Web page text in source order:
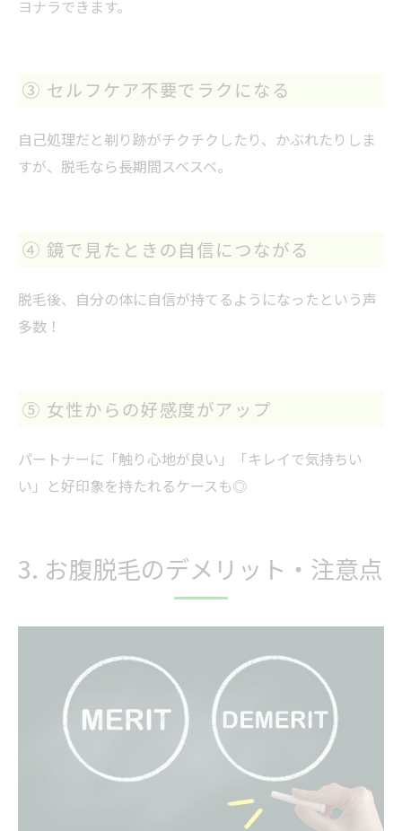
ヨナラできます。
③ セルフケア不要でラクになる
自己処理だと剃り跡がチクチクしたり、かぶれたりしま
すが、脱毛なら長期間スベスベ。
④ 鏡で見たときの自信につながる
脱毛後、自分の体に自信が持てるようになったという声
多数！
⑤ 女性からの好感度がアップ
パートナーに「触り心地が良い」「キレイで気持ちい
い」と好印象を持たれるケースも◎
3. お腹脱毛のデメリット・注意点